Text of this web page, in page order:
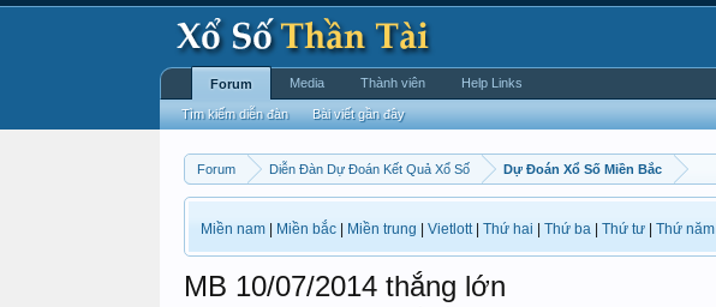
Forum Diễn Đàn Dự Đoán Kết Quả Xổ Số Dự Đoán Xổ Số Miền Bắc
Miền nam Miền bắc Miền trung Vietlott| Thứ hai Thứ ba Thứ tư Thứ năm
MB 10/07/2014 thắng lớn
Forum
Tìm kiếm diễn đàn Bài viết gần đây
Media Thành viên Help Links